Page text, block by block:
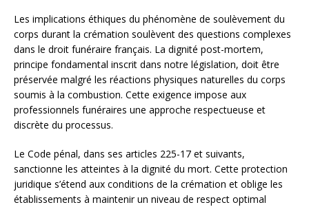
Les implications éthiques du phénomène de soulèvement du
corps durant la crémation soulèvent des questions complexes
dans le droit funéraire français. La dignité post-mortem,
principe fondamental inscrit dans notre législation, doit être
préservée malgré les réactions physiques naturelles du corps
soumis à la combustion. Cette exigence impose aux
professionnels funéraires une approche respectueuse et
discrète du processus.
Le Code pénal, dans ses articles 225-17 et suivants,
sanctionne les atteintes à la dignité du mort. Cette protection
juridique s’étend aux conditions de la crémation et oblige les
établissements à maintenir un niveau de respect optimal